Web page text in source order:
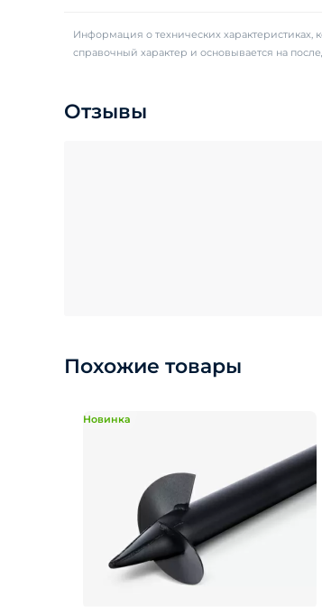
Информация о технических характеристиках,
справочный характер и основывается на
Отзывы
Похожие товары
Новинка